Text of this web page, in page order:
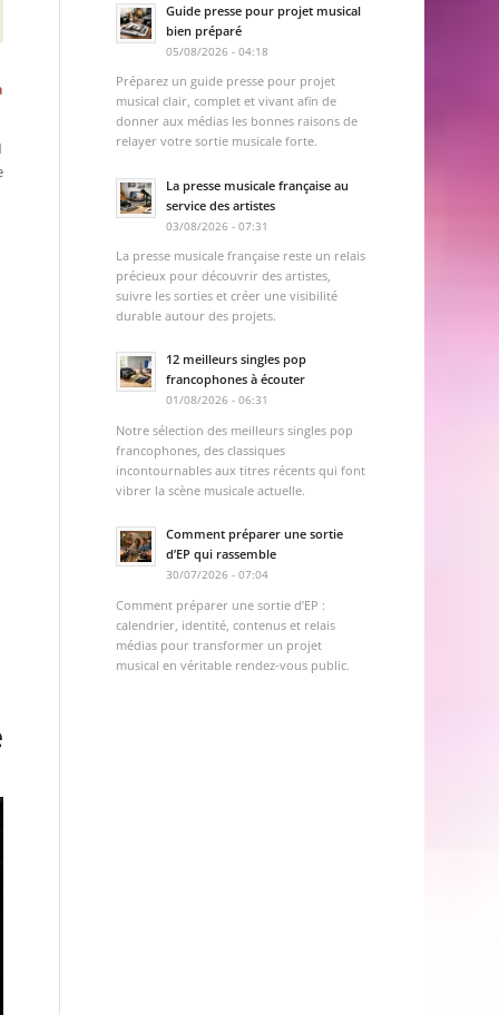
Guide presse pour projet musical
bien préparé
05/08/2026 - 04:18
Préparez un guide presse pour projet
musical clair, complet et vivant afin de
donner aux médias les bonnes raisons de
relayer votre sortie musicale forte.
La presse musicale française au
service des artistes
03/08/2026 - 07:31
La presse musicale française reste un relais
précieux pour découvrir des artistes,
suivre les sorties et créer une visibilité
durable autour des projets.
12 meilleurs singles pop
francophones à écouter
01/08/2026 - 06:31
Notre sélection des meilleurs singles pop
francophones, des classiques
incontournables aux titres récents qui font
vibrer la scène musicale actuelle.
Comment préparer une sortie
d’EP qui rassemble
30/07/2026 - 07:04
Comment préparer une sortie d’EP :
calendrier, identité, contenus et relais
médias pour transformer un projet
musical en véritable rendez-vous public.